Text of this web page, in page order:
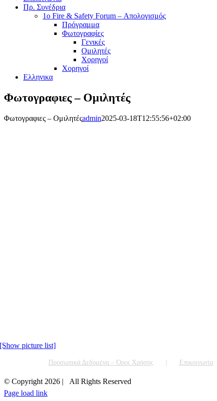
Πρ. Συνέδρια
1o Fire & Safety Forum – Απολογισμός
Πρόγραμμα
Φωτογραφίες
Γενικές
Ομιλητές
Χορηγοί
Χορηγοί
Ελληνικα
Φωτογραφιες – Ομιλητές
Φωτογραφιες – Ομιλητέςadmin2025-03-18T12:55:56+02:00
[Show picture list]
Προσωπικά Δεδομένα – Όροι Χρήσης Επικοινωνία
© Copyright 2026 | All Rights Reserved
Page load link